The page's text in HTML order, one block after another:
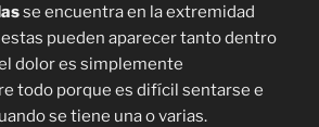
se encuentra en la extremidad
pueden aparecer tanto dentro
dolor es simplemente
todo porque es difícil sentarse e
se tiene una o varias.